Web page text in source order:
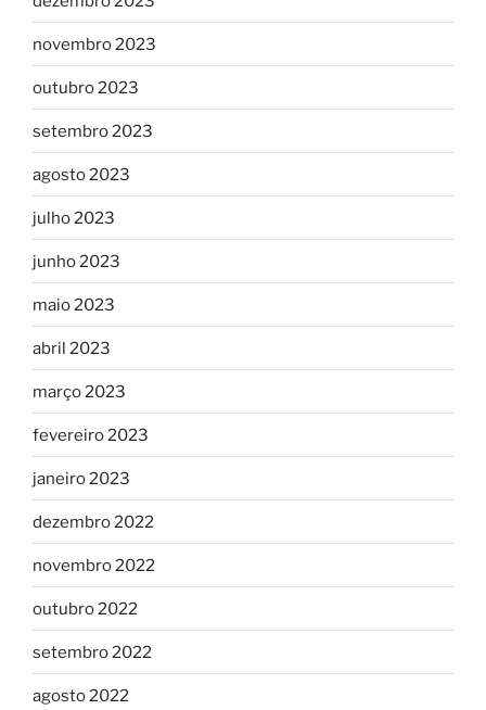
novembro 2023
outubro 2023
setembro 2023
agosto 2023
julho 2023
junho 2023
maio 2023
abril 2023
março 2023
fevereiro 2023
janeiro 2023
dezembro 2022
novembro 2022
outubro 2022
setembro 2022
agosto 2022